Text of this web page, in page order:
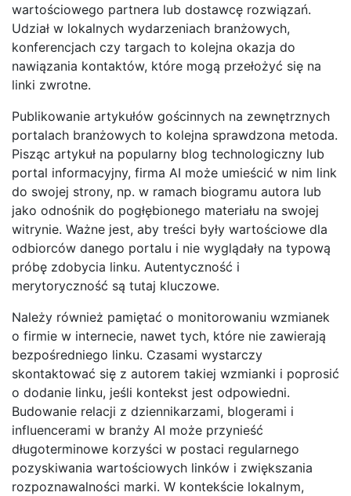
wartościowego partnera lub dostawcę rozwiązań.
Udział w lokalnych wydarzeniach branżowych,
konferencjach czy targach to kolejna okazja do
nawiązania kontaktów, które mogą przełożyć się na
linki zwrotne.
Publikowanie artykułów gościnnych na zewnętrznych
portalach branżowych to kolejna sprawdzona metoda.
Pisząc artykuł na popularny blog technologiczny lub
portal informacyjny, firma AI może umieścić w nim link
do swojej strony, np. w ramach biogramu autora lub
jako odnośnik do pogłębionego materiału na swojej
witrynie. Ważne jest, aby treści były wartościowe dla
odbiorców danego portalu i nie wyglądały na typową
próbę zdobycia linku. Autentyczność i
merytoryczność są tutaj kluczowe.
Należy również pamiętać o monitorowaniu wzmianek
o firmie w internecie, nawet tych, które nie zawierają
bezpośredniego linku. Czasami wystarczy
skontaktować się z autorem takiej wzmianki i poprosić
o dodanie linku, jeśli kontekst jest odpowiedni.
Budowanie relacji z dziennikarzami, blogerami i
influencerami w branży AI może przynieść
długoterminowe korzyści w postaci regularnego
pozyskiwania wartościowych linków i zwiększania
rozpoznawalności marki. W kontekście lokalnym,